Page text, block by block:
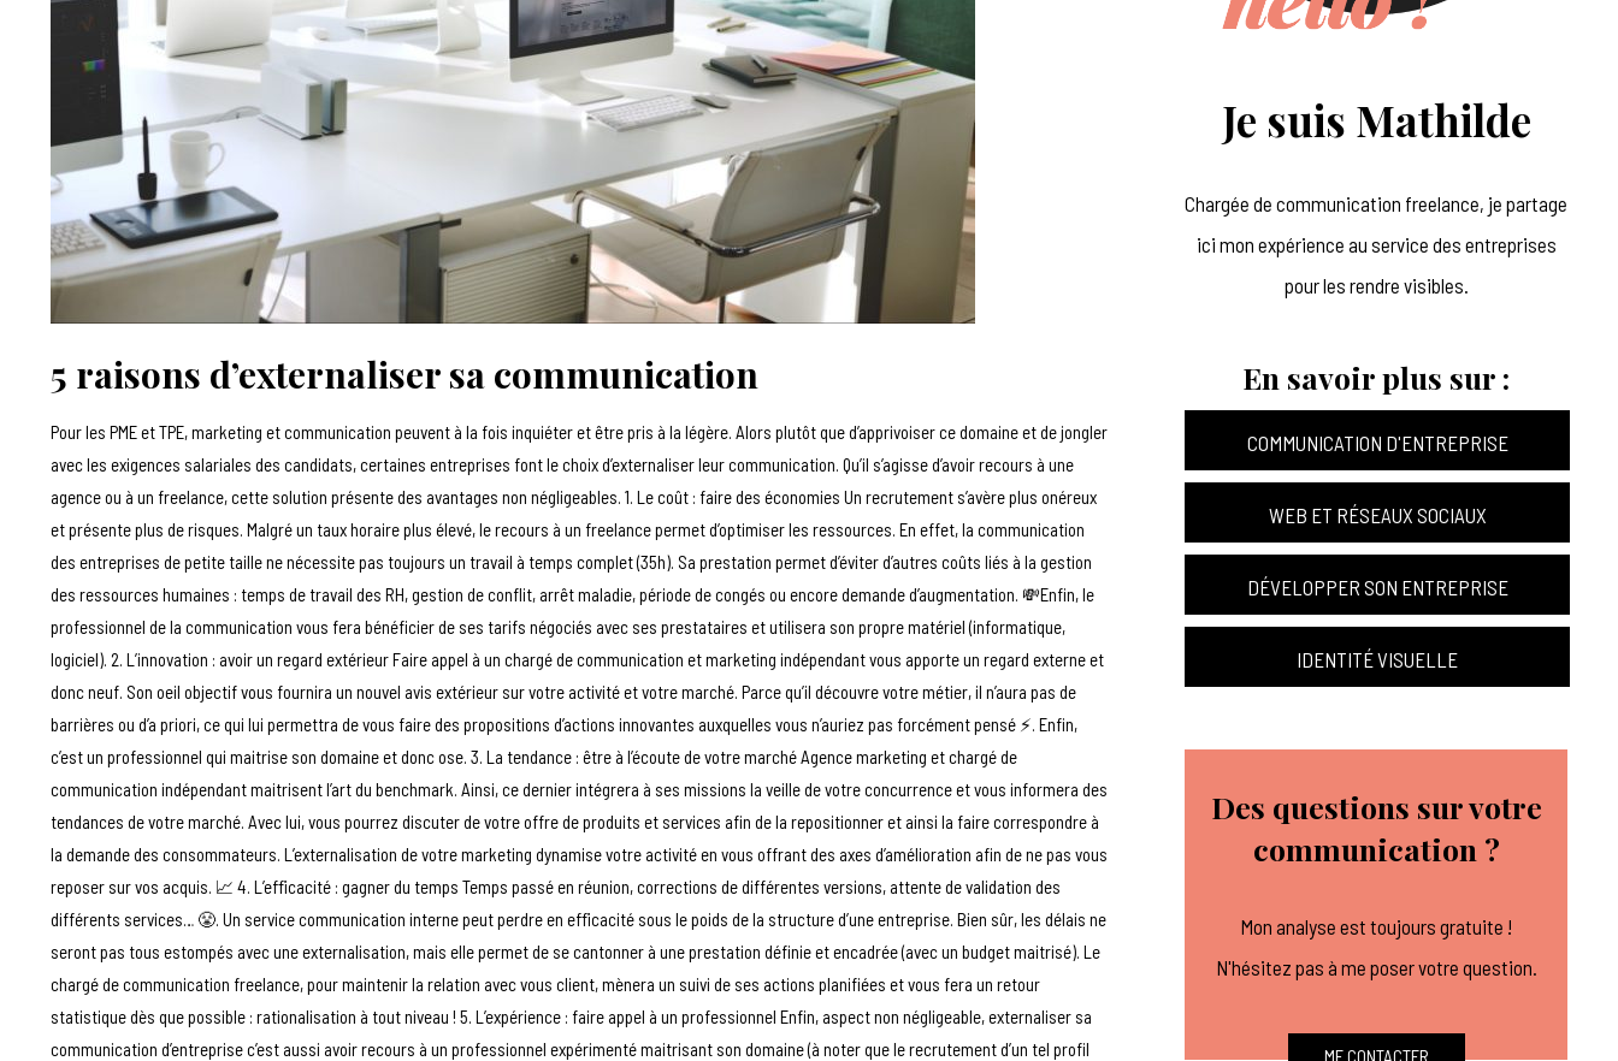
5 raisons d’externaliser sa communication
Pour les PME et TPE, marketing et communication peuvent à la fois inquiéter et être pris à la légère. Alors plutôt que d’apprivoiser ce domaine et de jongler
avec les exigences salariales des candidats, certaines entreprises font le choix d’externaliser leur communication. Qu’il s’agisse d’avoir recours à une
agence ou à un freelance, cette solution présente des avantages non négligeables. 1. Le coût : faire des économies Un recrutement s’avère plus onéreux
et présente plus de risques. Malgré un taux horaire plus élevé, le recours à un freelance permet d’optimiser les ressources. En effet, la communication
des entreprises de petite taille ne nécessite pas toujours un travail à temps complet (35h). Sa prestation permet d’éviter d’autres coûts liés à la gestion
des ressources humaines : temps de travail des RH, gestion de conflit, arrêt maladie, période de congés ou encore demande d’augmentation. 💸Enfin, le
professionnel de la communication vous fera bénéficier de ses tarifs négociés avec ses prestataires et utilisera son propre matériel (informatique,
logiciel). 2. L’innovation : avoir un regard extérieur Faire appel à un chargé de communication et marketing indépendant vous apporte un regard externe et
donc neuf. Son oeil objectif vous fournira un nouvel avis extérieur sur votre activité et votre marché. Parce qu’il découvre votre métier, il n’aura pas de
barrières ou d’a priori, ce qui lui permettra de vous faire des propositions d’actions innovantes auxquelles vous n’auriez pas forcément pensé ⚡️. Enfin,
c’est un professionnel qui maitrise son domaine et donc ose. 3. La tendance : être à l’écoute de votre marché Agence marketing et chargé de
communication indépendant maitrisent l’art du benchmark. Ainsi, ce dernier intégrera à ses missions la veille de votre concurrence et vous informera des
tendances de votre marché. Avec lui, vous pourrez discuter de votre offre de produits et services afin de la repositionner et ainsi la faire correspondre à
la demande des consommateurs. L’externalisation de votre marketing dynamise votre activité en vous offrant des axes d’amélioration afin de ne pas vous
reposer sur vos acquis. 📈 4. L’efficacité : gagner du temps Temps passé en réunion, corrections de différentes versions, attente de validation des
différents services… 😤. Un service communication interne peut perdre en efficacité sous le poids de la structure d’une entreprise. Bien sûr, les délais ne
seront pas tous estompés avec une externalisation, mais elle permet de se cantonner à une prestation définie et encadrée (avec un budget maitrisé). Le
chargé de communication freelance, pour maintenir la relation avec vous client, mènera un suivi de ses actions planifiées et vous fera un retour
statistique dès que possible : rationalisation à tout niveau ! 5. L’expérience : faire appel à un professionnel Enfin, aspect non négligeable, externaliser sa
communication d’entreprise c’est aussi avoir recours à un professionnel expérimenté maitrisant son domaine (à noter que le recrutement d’un tel profil
Je suis Mathilde
Chargée de communication freelance, je partage
ici mon expérience au service des entreprises
pour les rendre visibles.
En savoir plus sur :
COMMUNICATION D'ENTREPRISE
WEB ET RÉSEAUX SOCIAUX
DÉVELOPPER SON ENTREPRISE
IDENTITÉ VISUELLE
Des questions sur votre
communication ?
Mon analyse est toujours gratuite !
N'hésitez pas à me poser votre question.
ME CONTACTER